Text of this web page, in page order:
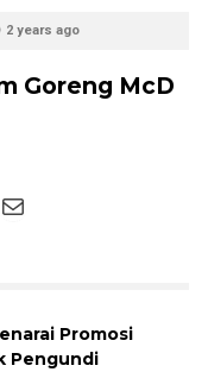
2 years ago
Goreng McD
Mail
Promosi
Pengundi